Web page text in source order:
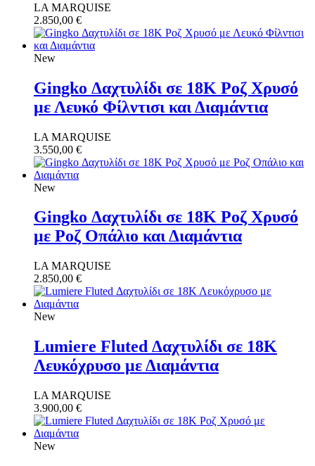
LA MARQUISE
2.850,00 €
New
Gingko Δαχτυλίδι σε 18Κ Ροζ Χρυσό
με Λευκό Φίλντισι και Διαμάντια
LA MARQUISE
3.550,00 €
New
Gingko Δαχτυλίδι σε 18Κ Ροζ Χρυσό
με Ροζ Οπάλιο και Διαμάντια
LA MARQUISE
2.850,00 €
New
Lumiere Fluted Δαχτυλίδι σε 18Κ
Λευκόχρυσο με Διαμάντια
LA MARQUISE
3.900,00 €
New